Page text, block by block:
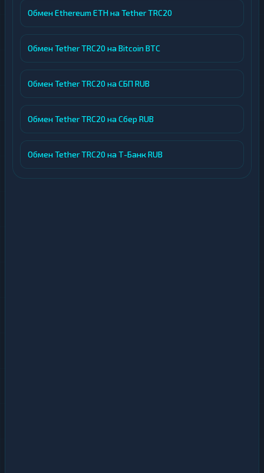
Обмен Ethereum ETH на Tether TRC20
Обмен Tether TRC20 на Bitcoin BTC
Обмен Tether TRC20 на СБП RUB
Обмен Tether TRC20 на Сбер RUB
Обмен Tether TRC20 на Т-Банк RUB